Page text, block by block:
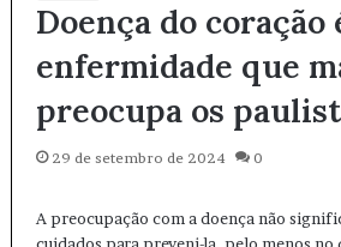
Doença do coração
enfermidade que
preocupa os
29 de setembro de 2024 0
A preocupação com a doença não